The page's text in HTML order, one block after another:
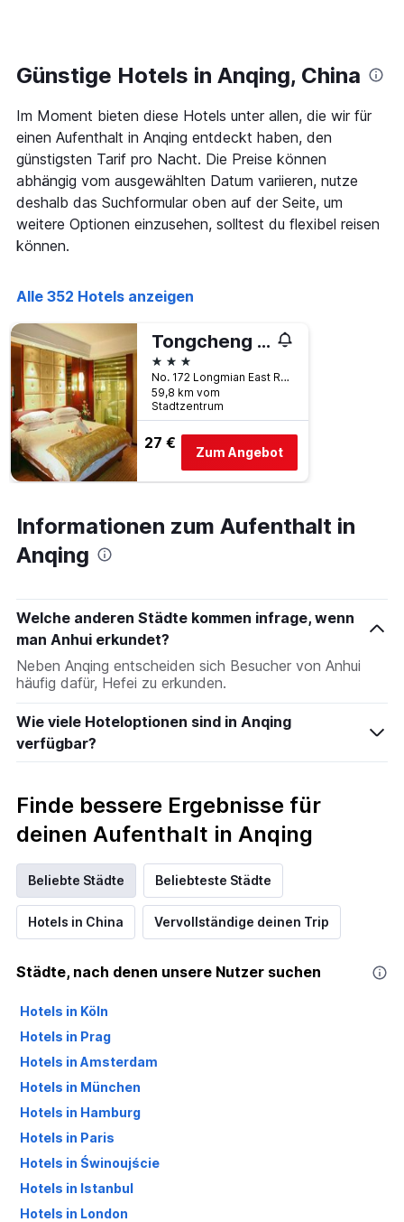
die
durchschnittlichen
Zimmerpreis
für
heute
Nacht
in
den
letzten
3
Tagen,
aggregiert
Sternebewertung.
Das
Diagramm
hat
1
X-
Achse,
die
die
nach
anzeigt
Das
Diagramm
hat
1
Y-
Achse,
die
den
durchschnittlichen
an
diesem
Wochenende
anzeigt,
in
den
letzten
Tagen
gefunden
wurde.
Günstige Hotels in Anqing, China
Im Moment bieten diese Hotels unter allen, die wir für
einen Aufenthalt in Anqing entdeckt haben, den
günstigsten Tarif pro Nacht. Die Preise können
abhängig vom ausgewählten Datum variieren, nutze
deshalb das Suchformular oben auf der Seite, um
weitere Optionen einzusehen, solltest du flexibel reisen
können.
Alle 352 Hotels anzeigen
Tongcheng International Hotel
3 Sterne
No. 172 Longmian East Road, Anqing, China
59,8 km vom
Stadtzentrum
27 €
Zum Angebot
Informationen zum Aufenthalt in
Anqing
Welche anderen Städte kommen infrage, wenn
man Anhui erkundet?
Neben Anqing entscheiden sich Besucher von Anhui
häufig dafür, Hefei zu erkunden.
Wie viele Hoteloptionen sind in Anqing
verfügbar?
Finde bessere Ergebnisse für
deinen Aufenthalt in Anqing
Beliebte Städte Beliebteste Städte
Hotels in China Vervollständige deinen Trip
Städte, nach denen unsere Nutzer suchen
Hotels in Köln
Hotels in Prag
Hotels in Amsterdam
Hotels in München
Hotels in Hamburg
Hotels in Paris
Hotels in Świnoujście
Hotels in Istanbul
Hotels in London